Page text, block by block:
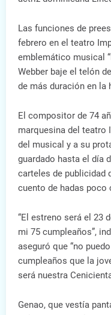
Las funciones de
febrero en el teatro
emblemático musical
Webber baje el telón
de más duración en la
El compositor de 74
marquesina del teatro
del musical y a su
guardado hasta el día
carteles de publicidad
cuento de hadas poco
“El estreno será el 23
mi 75 cumpleaños”,
aseguró que “no
cumpleaños que la
será nuestra
Genao, que vestía